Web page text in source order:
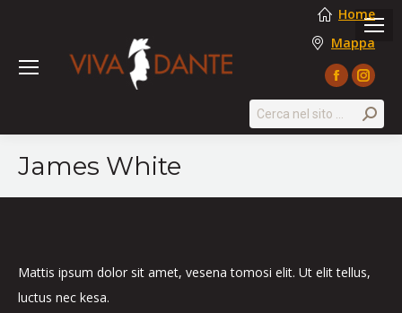
Home
Mappa
Facebook
opens
window
page
opens
Search:
James White
Mattis ipsum dolor sit amet, vesena tomosi elit. Ut elit tellus,
luctus nec kesa.